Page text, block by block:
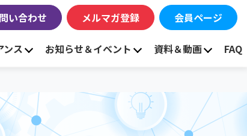
ンス お知らせ＆イベント 資料＆動画 FAQ
い合わせ メルマガ登録 会員ページ